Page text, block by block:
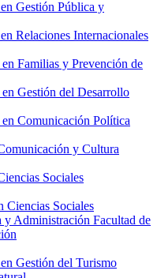
Gestión Pública y
Relaciones Internacionales
Familias y Prevención de
Gestión del Desarrollo
Comunicación Política
y Cultura
Sociales
Ciencias Sociales
Facultad de
Gestión del Turismo